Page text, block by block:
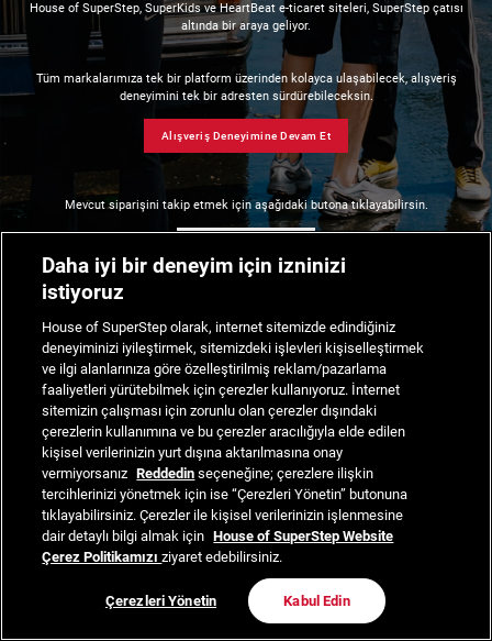
House of SuperStep, SuperKids ve HeartBeat e-ticaret siteleri, SuperStep çatısı
altında bir araya geliyor.
Tüm markalarımıza tek bir platform üzerinden kolayca ulaşabilecek, alışveriş
deneyimini tek bir adresten sürdürebileceksin.
Alışveriş Deneyimine Devam Et
Mevcut siparişini takip etmek için aşağıdaki butona tıklayabilirsin.
Daha iyi bir deneyim için izninizi
istiyoruz
House of SuperStep olarak, internet sitemizde edindiğiniz
deneyiminizi iyileştirmek, sitemizdeki işlevleri kişiselleştirmek
ve ilgi alanlarınıza göre özelleştirilmiş reklam/pazarlama
faaliyetleri yürütebilmek için çerezler kullanıyoruz. İnternet
sitemizin çalışması için zorunlu olan çerezler dışındaki
çerezlerin kullanımına ve bu çerezler aracılığıyla elde edilen
kişisel verilerinizin yurt dışına aktarılmasına onay
vermiyorsanız Reddedin seçeneğine; çerezlere ilişkin
tercihlerinizi yönetmek için ise “Çerezleri Yönetin” butonuna
tıklayabilirsiniz. Çerezler ile kişisel verilerinizin işlenmesine
dair detaylı bilgi almak için House of SuperStep Website
Çerez Politikamızıziyaret edebilirsiniz.
Çerezleri Yönetin Kabul Edin